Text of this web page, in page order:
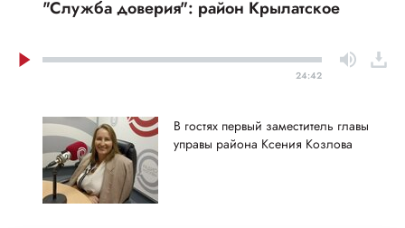
"Служба доверия": район Крылатское
24:42
В гостях первый заместитель главы
управы района Ксения Козлова